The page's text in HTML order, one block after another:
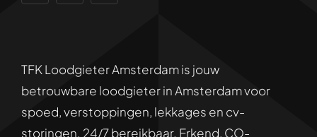
Lekkage verhelpen
Privacybeleid
Sitemap
TFK Loodgieter Amsterdam is jouw
betrouwbare loodgieter in Amsterdam voor
spoed, verstoppingen, lekkages en cv-
storingen. 24/7 bereikbaar. Erkend, CO-